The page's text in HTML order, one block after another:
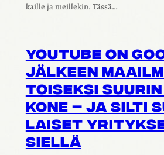
kaille ja meil­le­kin. Tässä…
YOUTUBE ON
JÄLKEEN
TOISEKSI
KONE – JA SILTI
LAI­SET
SIELLÄ